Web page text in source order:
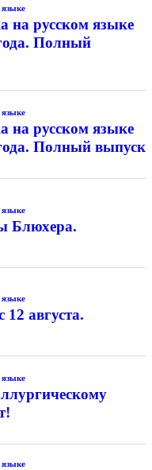
на русском языке
Полный
на русском языке
Полный выпуск
Блюхера.
августа.